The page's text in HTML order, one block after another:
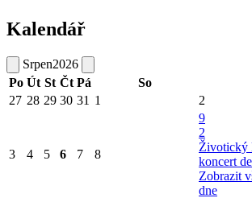
Kalendář
Srpen2026
Po Út St Čt Pá So
27 28 29 30 31 1 2
3 4 5 6 7 8
9
2
Životický
koncert
Zobrazit
dne